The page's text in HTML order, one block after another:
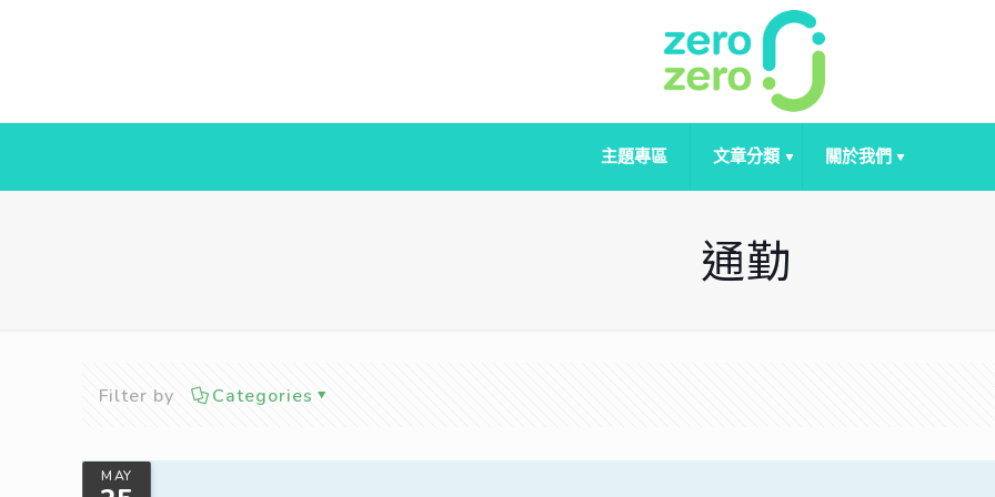
主題專區 文章分類 關於我們
通勤
Filter by Categories
MAY